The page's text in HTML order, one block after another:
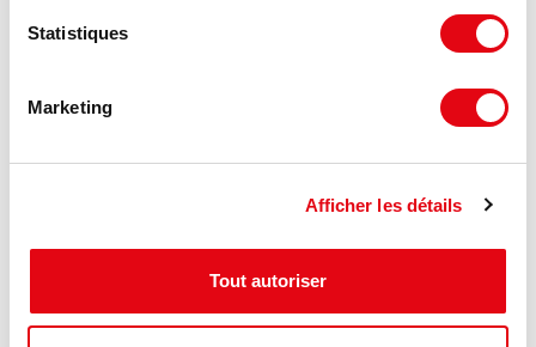
Statistiques
Marketing
Afficher les détails
Tout autoriser
Location Activités Entrepôts BRUGES
70 €
NOUVEAUTÉ